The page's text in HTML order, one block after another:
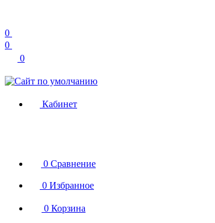
0
0
0
Кабинет
0 Сравнение
0 Избранное
0 Корзина